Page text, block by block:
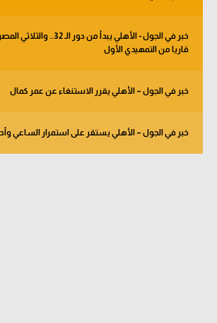
خبر في الجول - الأهلي يبدأ من دور
قاريا من التمهيدي الأول
خبر في الجول – الأهلي يقرر الاستنغاء عن عمر كمال
خبر في الجول – الأهلي يستقر على استمرار الساعي